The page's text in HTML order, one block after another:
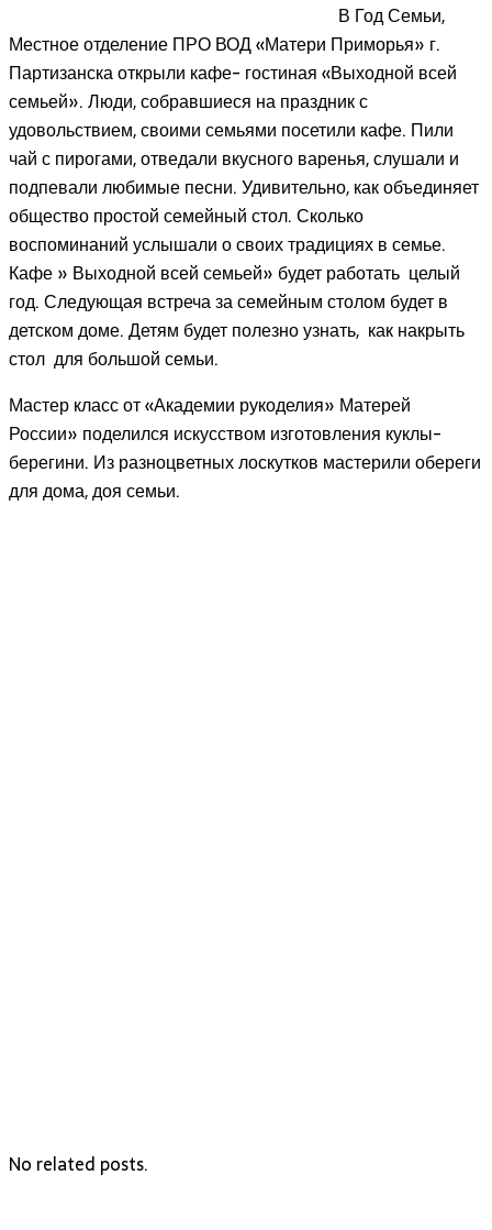
В Год Семьи,
Местное отделение ПРО ВОД «Матери Приморья» г.
Партизанска открыли кафе- гостиная «Выходной всей
семьей». Люди, собравшиеся на праздник с
удовольствием, своими семьями посетили кафе. Пили
чай с пирогами, отведали вкусного варенья, слушали и
подпевали любимые песни. Удивительно, как объединяет
общество простой семейный стол. Сколько
воспоминаний услышали о своих традициях в семье.
Кафе » Выходной всей семьей» будет работать целый
год. Следующая встреча за семейным столом будет в
детском доме. Детям будет полезно узнать, как накрыть
стол для большой семьи.
Мастер класс от «Академии рукоделия» Матерей
России» поделился искусством изготовления куклы-
берегини. Из разноцветных лоскутков мастерили обереги
для дома, доя семьи.
No related posts.